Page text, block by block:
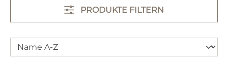
PRODUKTE FILTERN